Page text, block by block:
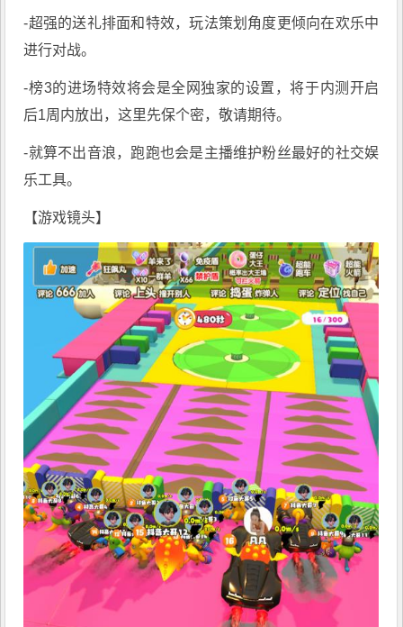
-超强的送礼排面和特效，玩法策划角度更倾向在欢乐中
进行对战。
-榜3的进场特效将会是全网独家的设置，将于内测开启
后1周内放出，这里先保个密，敬请期待。
-就算不出音浪，跑跑也会是主播维护粉丝最好的社交娱
乐工具。
【游戏镜头】